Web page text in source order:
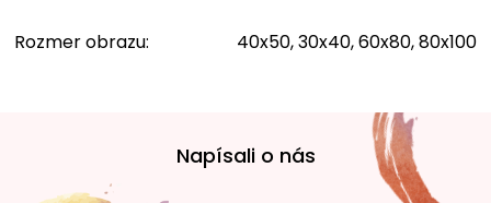
Rozmer obrazu: 40x50, 30x40, 60x80, 80x100
Napísali o nás